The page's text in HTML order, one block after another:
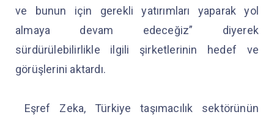
ve bunun için gerekli yatırımları yaparak yol
almaya devam edeceğiz” diyerek
sürdürülebilirlikle ilgili şirketlerinin hedef ve
görüşlerini aktardı.
Eşref Zeka, Türkiye taşımacılık sektörünün